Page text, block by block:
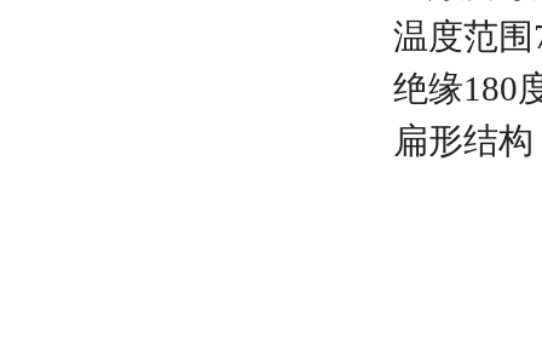
温度范
绝缘180
扁形结